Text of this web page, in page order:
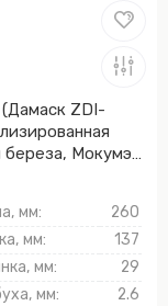
ZDI-
береза, Мокумэ-
мм:
260
мм:
137
мм:
29
мм:
2.6